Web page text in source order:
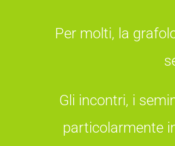
Per molti, la
Gli incontri, i
particolarmente